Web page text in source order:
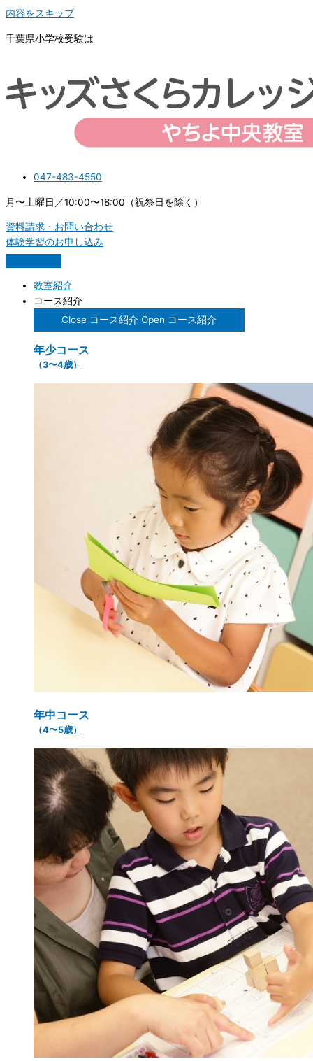
内容をスキップ
千葉県小学校受験は
047-483-4550
月〜土曜日／10:00〜18:00（祝祭日を除く）
資料請求・お問い合わせ
体験学習のお申し込み
教室紹介
コース紹介
Close コース紹介 Open コース紹介
年少コース
（3〜4歳）
年中コース
（4〜5歳）